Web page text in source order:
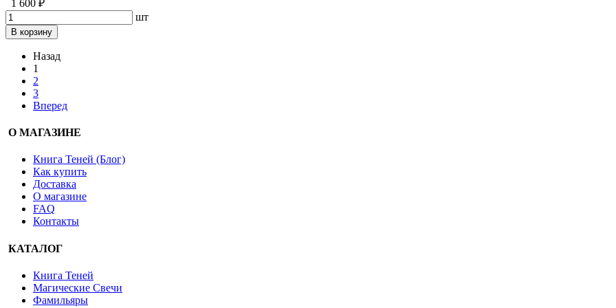
1 600 ₽
шт
В корзину
Назад
1
2
3
Вперед
О МАГАЗИНЕ
Книга Теней (Блог)
Как купить
Доставка
О магазине
FAQ
Контакты
КАТАЛОГ
Книга Теней
Магические Свечи
Фамильяры